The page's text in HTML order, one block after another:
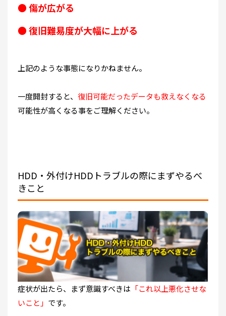
● 傷が広がる
● 復旧難易度が大幅に上がる
上記のような事態になりかねません。
一度開封すると、 復旧可能だったデータも救えなくなる
可能性が高くなる事をご理解ください。
HDD・外付けHDDトラブルの際にまずやるべ
きこと
症状が出たら、まず意識すべきは 「これ以上悪化させな
いこと」 です。